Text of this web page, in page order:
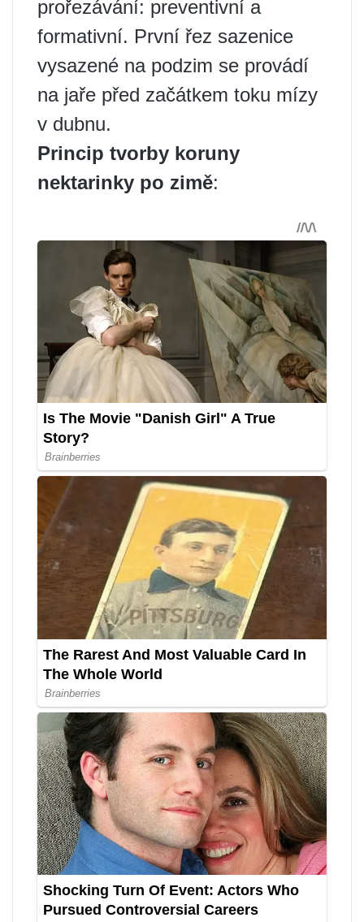
prořezávání: preventivní a
formativní. První řez sazenice
vysazené na podzim se provádí
na jaře před začátkem toku mízy
v dubnu.
Princip tvorby koruny
nektarinky po zimě: